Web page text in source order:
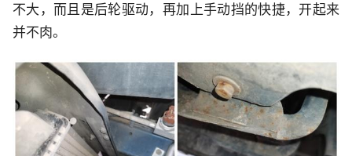
不大，而且是后轮驱动，再加上手动挡的快捷，开起来
并不肉。